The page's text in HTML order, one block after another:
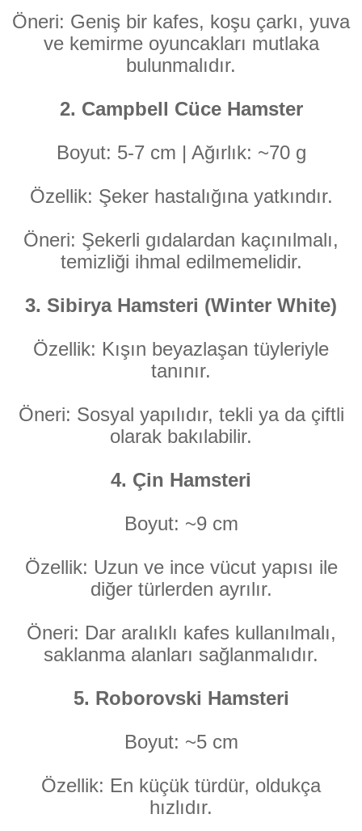
Öneri: Geniş bir kafes, koşu çarkı, yuva
ve kemirme oyuncakları mutlaka
bulunmalıdır.
2. Campbell Cüce Hamster
Boyut: 5-7 cm | Ağırlık: ~70 g
Özellik: Şeker hastalığına yatkındır.
Öneri: Şekerli gıdalardan kaçınılmalı,
temizliği ihmal edilmemelidir.
3. Sibirya Hamsteri (Winter White)
Özellik: Kışın beyazlaşan tüyleriyle
tanınır.
Öneri: Sosyal yapılıdır, tekli ya da çiftli
olarak bakılabilir.
4. Çin Hamsteri
Boyut: ~9 cm
Özellik: Uzun ve ince vücut yapısı ile
diğer türlerden ayrılır.
Öneri: Dar aralıklı kafes kullanılmalı,
saklanma alanları sağlanmalıdır.
5. Roborovski Hamsteri
Boyut: ~5 cm
Özellik: En küçük türdür, oldukça
hızlıdır.